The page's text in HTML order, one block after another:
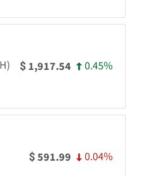
$ 1,917.54 0.45%
$591.99 0.04%